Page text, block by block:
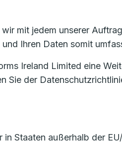
mit jedem unserer
Ihren Daten somit
Ireland Limited eine
Sie der
Staaten außerhalb der